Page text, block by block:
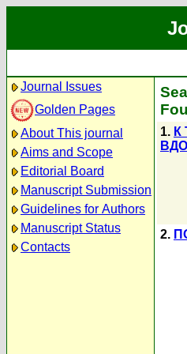
Journal Issues
Golden Pages
About This journal
Aims and Scope
Editorial Board
Manuscript Submission
Guidelines for Authors
Manuscript Status
Contacts
1. К
2.